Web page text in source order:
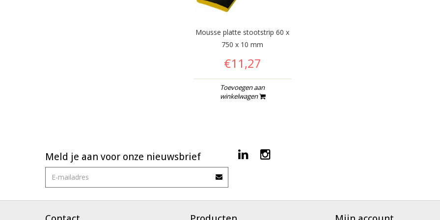
Mousse platte stootstrip 60 x
750 x 10 mm
€11,27
Toevoegen aan
winkelwagen
Meld je aan voor onze nieuwsbrief